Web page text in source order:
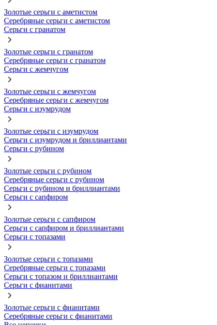
Золотые серьги с аметистом
Серебряные серьги с аметистом
Серьги с гранатом
Золотые серьги с гранатом
Серебряные серьги с гранатом
Серьги с жемчугом
Золотые серьги с жемчугом
Серебряные серьги с жемчугом
Серьги с изумрудом
Золотые серьги с изумрудом
Серьги с изумрудом и бриллиантами
Серьги с рубином
Золотые серьги с рубином
Серебряные серьги с рубином
Серьги с рубином и бриллиантами
Серьги с сапфиром
Золотые серьги с сапфиром
Серьги с сапфиром и бриллиантами
Серьги с топазами
Золотые серьги с топазами
Серебряные серьги с топазами
Серьги с топазом и бриллиантами
Серьги с фианитами
Золотые серьги с фианитами
Серебряные серьги с фианитами